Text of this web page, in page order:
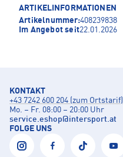
ARTIKELINFORMATIONEN
Artikelnummer:408239838
Im Angebot seit22.01.2026
KONTAKT
+43 7242 600 204 (zum Ortstarif)
Mo. – Fr. 08:00 – 20:00 Uhr
service.eshop@intersport.at
FOLGE UNS